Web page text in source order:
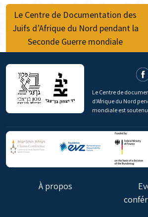
Le Centre de Documentation des
Juifs d’Afrique du Nord pendant la
Seconde Guerre mondiale
Le Centre de
d'Afrique du Nord
mondiale est
À propos